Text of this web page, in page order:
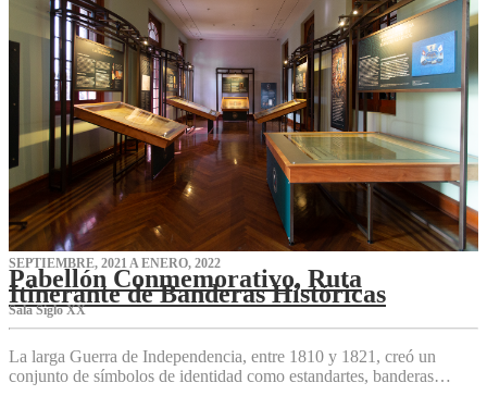
SEPTIEMBRE, 2021 A ENERO, 2022
Pabellón Conmemorativo, Ruta
Itinerante de Banderas Históricas
Sala Siglo XX
La larga Guerra de Independencia, entre 1810 y 1821, creó un
conjunto de símbolos de identidad como estandartes, banderas…